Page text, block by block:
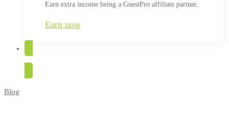
Earn extra income being a GuestPro affiliate partner.
Earn now
5
Blog